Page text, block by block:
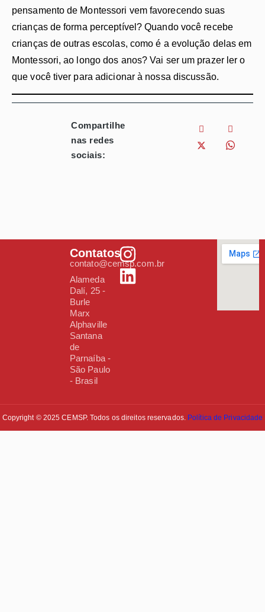
pensamento de Montessori vem favorecendo suas
crianças de forma perceptível? Quando você recebe
crianças de outras escolas, como é a evolução delas em
Montessori, ao longo dos anos? Vai ser um prazer ler o
que você tiver para adicionar à nossa discussão.
Compartilhe
nas redes
sociais:
Contatos
contato@cemsp.com.br
Alameda
Dalí, 25 -
Burle
Marx
Alphaville
Santana
de
Parnaíba -
São Paulo
- Brasil
Copyright © 2025 CEMSP. Todos os direitos reservados. Política de Privacidade